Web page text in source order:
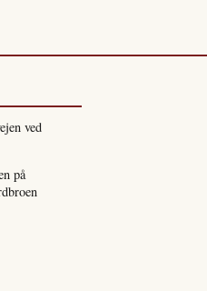
ved
på